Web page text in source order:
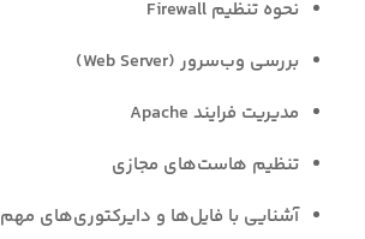
نحوه تنظیم Firewall
بررسی وب‌سرور (Web Server)
مدیریت فرایند Apache
تنظیم هاست‌های مجازی
آشنایی با فایل‌ها و دایرکتوری‌های مهم Apache